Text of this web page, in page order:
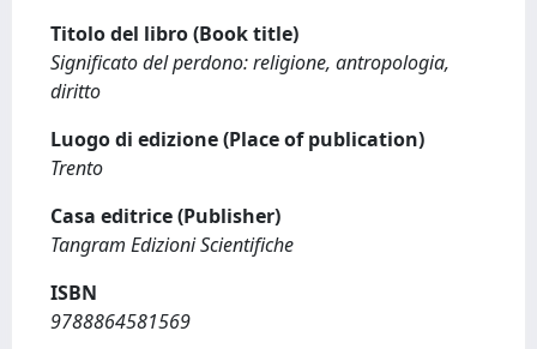
Titolo del libro (Book title)
Significato del perdono: religione, antropologia,
diritto
Luogo di edizione (Place of publication)
Trento
Casa editrice (Publisher)
Tangram Edizioni Scientifiche
ISBN
9788864581569